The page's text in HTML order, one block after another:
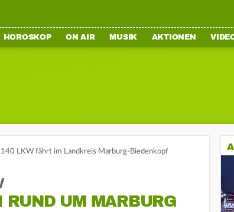
HOROSKOP ON AIR MUSIK AKTIONEN
LKW fährt im Landkreis Marburg-Biedenkopf
UM MARBURG